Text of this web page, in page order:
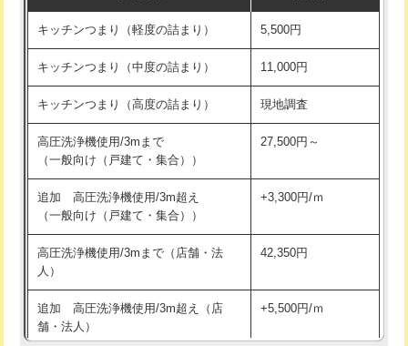
排水管工事（排水管工事/3ｍまで） 55,000円
排水管工事（追加 排水管工事/3ｍ超
+11,000円
マス交換（深さ50㎝未満）
マス交換（深さ50㎝以上） 66,000円
コンクリート斫り（厚さ10㎝まで）
コンクリート斫り（厚さ10㎝超え）
モルタル補修（厚さ10㎝まで） 27,500円
式・ワンホール）)
交換・取付(排水栓・排水トラップ
22,000円+材料費
持込商品取付（単水栓）
持込商品取付（混合水栓） 16,500円
給水管工事※（ホール加工)
給水管工事※（バンド止め) 3,300円
キッチンつまり（軽度の詰まり） 5,500円
キッチンつまり（中度の詰まり） 11,000円
キッチンつまり（高度の詰まり） 現地調査
高圧洗浄機使用/3mまで
（一般向け（戸建て・集合））
27,500円～
追加 高圧洗浄機使用/3m超え
（一般向け（戸建て・集合））
+3,300円/ｍ
高圧洗浄機使用/3mまで（店舗・法
人）
42,350円
追加 高圧洗浄機使用/3m超え（店
舗・法人）
+5,500円/ｍ